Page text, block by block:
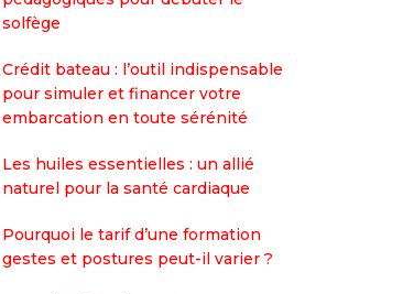
solfège
Crédit bateau : l’outil indispensable
pour simuler et financer votre
embarcation en toute sérénité
Les huiles essentielles : un allié
naturel pour la santé cardiaque
Pourquoi le tarif d’une formation
gestes et postures peut-il varier ?